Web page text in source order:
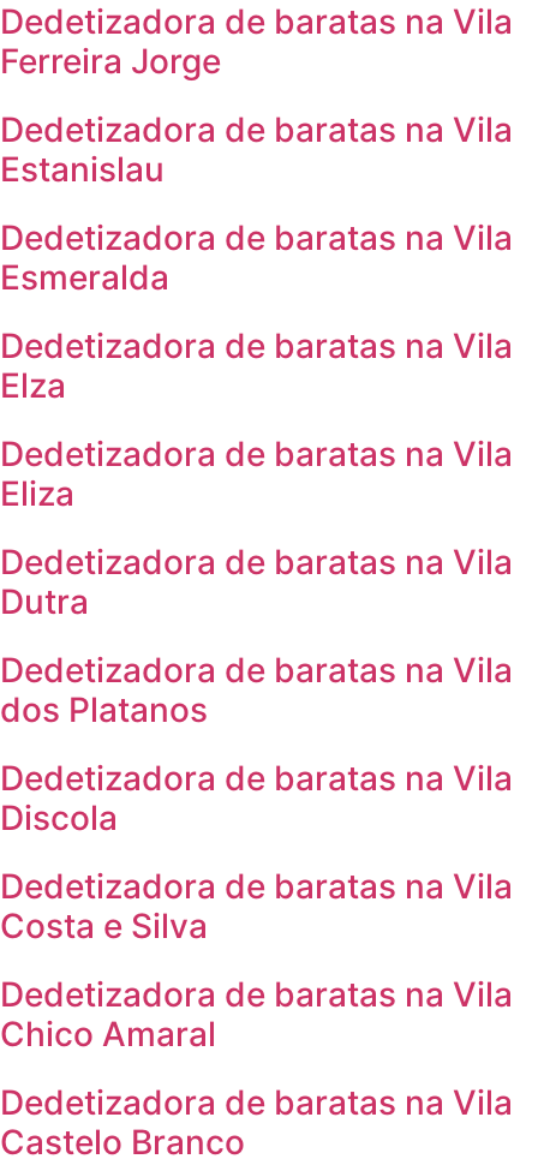
Dedetizadora de baratas na Vila
Ferreira Jorge
Dedetizadora de baratas na Vila
Estanislau
Dedetizadora de baratas na Vila
Esmeralda
Dedetizadora de baratas na Vila
Elza
Dedetizadora de baratas na Vila
Eliza
Dedetizadora de baratas na Vila
Dutra
Dedetizadora de baratas na Vila
dos Platanos
Dedetizadora de baratas na Vila
Discola
Dedetizadora de baratas na Vila
Costa e Silva
Dedetizadora de baratas na Vila
Chico Amaral
Dedetizadora de baratas na Vila
Castelo Branco